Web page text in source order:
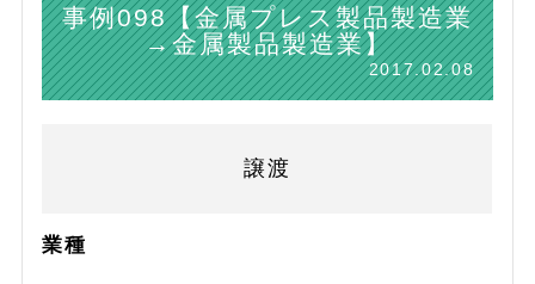
事例098【金属プレス製品製造業
→金属製品製造業】
2017.02.08
譲渡
業種